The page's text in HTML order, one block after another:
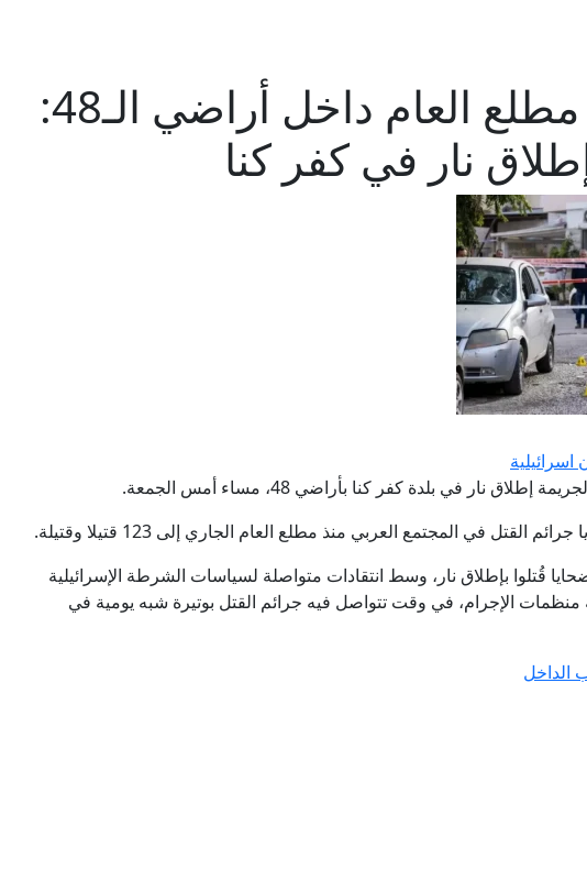
123 قتيلا منذ مطلع العام داخل أراضي الـ48:
نار في كفر كنا
نار في بلدة كفر كنا بأراضي 48، مساء أمس الجمعة.
القتل في المجتمع العربي منذ مطلع العام الجاري إلى 123 قتيلا وقتيلة.
قُتلوا بإطلاق نار، وسط انتقادات متواصلة لسياسات الشرطة الإسرائيلية
الإجرام، في وقت تتواصل فيه جرائم القتل بوتيرة شبه يومية في
الداخل